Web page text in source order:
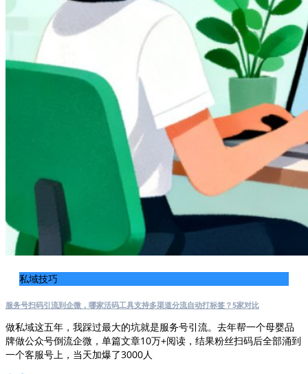
私域技巧
服务号扫码引流到企微，哪家活码工具支持多渠道分流自动打标签？5家对比
做私域这五年，我踩过最大的坑就是服务号引流。去年帮一个母婴品
牌做公众号倒流企微，单篇文章10万+阅读，结果粉丝扫码后全部涌到
一个客服号上，当天加爆了3000人